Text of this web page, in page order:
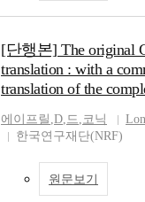
[단행본] The original
translation : with a
translation of the
에이프릴 ,D,드,코닉
한국연구재단(NRF)
원문보기